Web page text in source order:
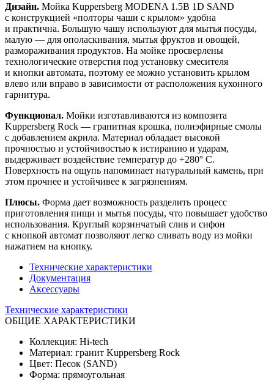
Дизайн. Мойка Kuppersberg MODENA 1.5B 1D SAND
с конструкцией «полторы чаши с крылом» удобна
и практична. Большую чашу используют для мытья посуды,
малую — для ополаскивания, мытья фруктов и овощей,
размораживания продуктов. На мойке просверлены
технологические отверстия под установку смесителя
и кнопки автомата, поэтому ее можно установить крылом
влево или вправо в зависимости от расположения кухонного
гарнитура.
Функционал. Мойки изготавливаются из композита
Kuppersberg Rock — гранитная крошка, полиэфирные смолы
с добавлением акрила. Материал обладает высокой
прочностью и устойчивостью к истиранию и ударам,
выдерживает воздействие температур до +280° С.
Поверхность на ощупь напоминает натуральный камень, при
этом прочнее и устойчивее к загрязнениям.
Плюсы. Форма дает возможность разделить процесс
приготовления пищи и мытья посуды, что повышает удобство
использования. Круглый корзинчатый слив и сифон
с кнопкой автомат позволяют легко сливать воду из мойки
нажатием на кнопку.
Технические характеристики
Документация
Аксессуары
Технические характеристики
ОБЩИЕ ХАРАКТЕРИСТИКИ
Коллекция: Hi-tech
Материал: гранит Kuppersberg Rock
Цвет: Песок (SAND)
Форма: прямоугольная